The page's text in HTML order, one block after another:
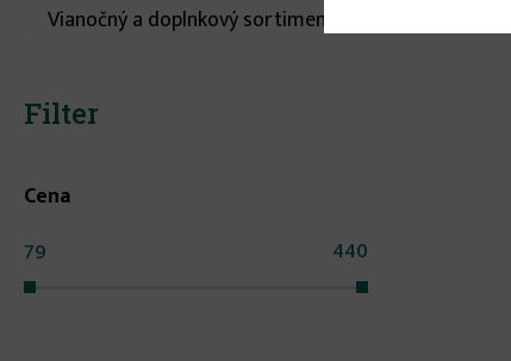
Vianočný a doplnkový sortiment
Filter
Cena